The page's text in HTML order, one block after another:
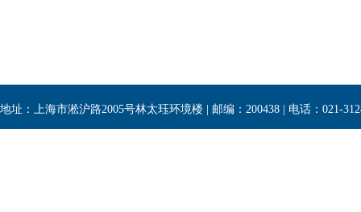
地址：上海市淞沪路2005号林太珏环境楼 | 邮编：200438 | 电话：021-